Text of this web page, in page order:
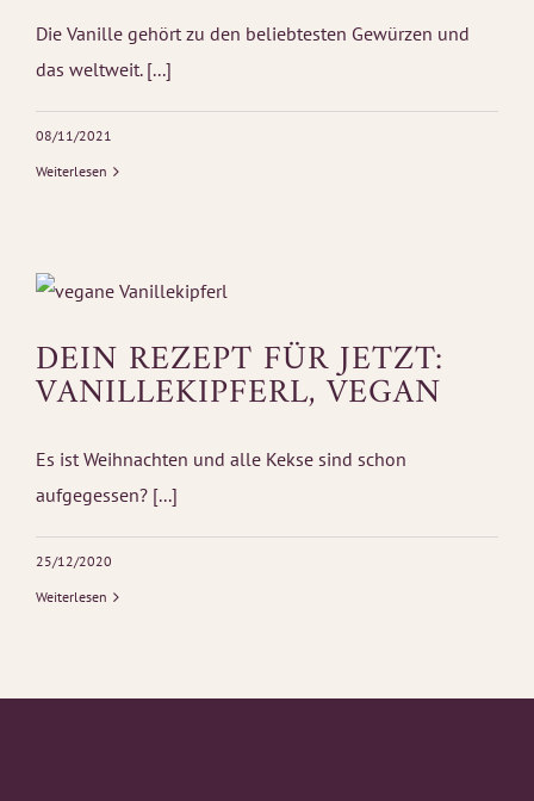
Die Vanille gehört zu den beliebtesten Gewürzen und
das weltweit. [...]
08/11/2021
Weiterlesen
DEIN REZEPT FÜR JETZT:
VANILLEKIPFERL, VEGAN
Es ist Weihnachten und alle Kekse sind schon
aufgegessen? [...]
25/12/2020
Weiterlesen